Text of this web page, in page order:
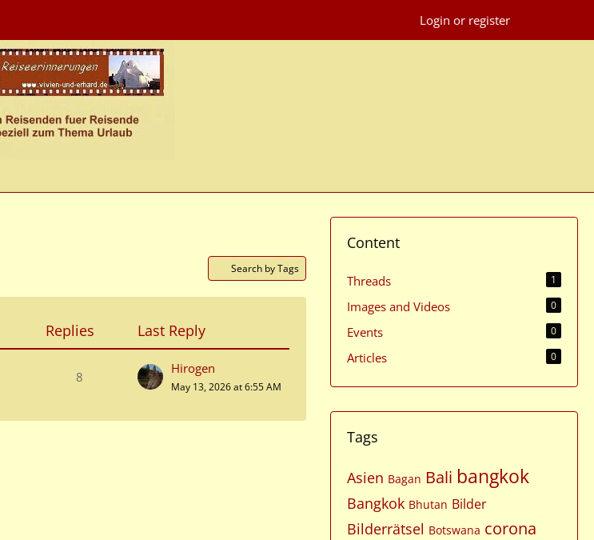
Login or register
Search by Tags
Replies Last Reply
8
Hirogen
May 13, 2026 at 6:55 AM
Content
Threads 1
Images and Videos 0
Events 0
Articles 0
Tags
Asien Bagan Bali bangkok
Bangkok Bhutan Bilder
Bilderrätsel Botswana corona